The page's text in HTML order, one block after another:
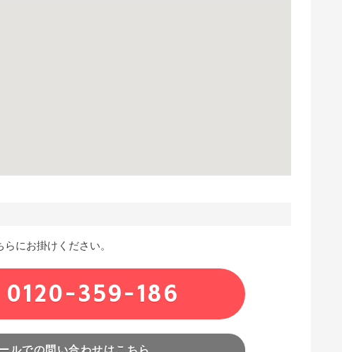
にお掛けください。
0120-359-186